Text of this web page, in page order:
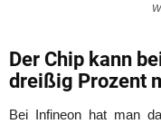
Der Chip kann
dreißig Prozent
Bei Infineon hat man